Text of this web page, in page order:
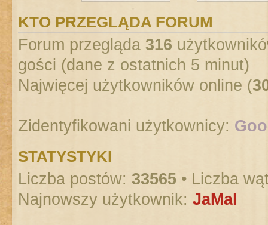
KTO PRZEGLĄDA FORUM
Forum przegląda 316
gości (dane z ostatnich 5 minut)
Najwięcej użytkowników online (
Zidentyfikowani użytkownicy:
STATYSTYKI
Liczba postów: 33565 • Liczba
Najnowszy użytkownik: JaMal